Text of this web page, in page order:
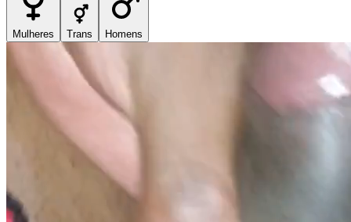
Mulheres Trans Homens